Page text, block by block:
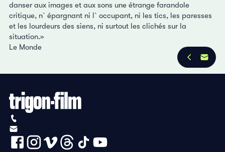
danser aux images et aux sons une étrange farandole
critique, n`épargnant ni l`occupant, ni les tics, les paresses
et les lourdeurs des siens, ni surtout les clichés sur la
situation.»
Le Monde